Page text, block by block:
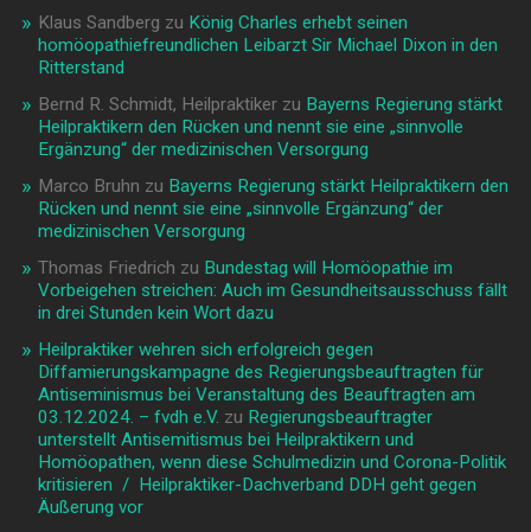
Klaus Sandberg zu König Charles erhebt seinen
homöopathiefreundlichen Leibarzt Sir Michael Dixon in den
Ritterstand
Bernd R. Schmidt, Heilpraktikerzu Bayerns Regierung stärkt
Heilpraktikern den Rücken und nennt sie eine „sinnvolle
Ergänzung“ der medizinischen Versorgung
Marco Bruhn zu Bayerns Regierung stärkt Heilpraktikern den
Rücken und nennt sie eine „sinnvolle Ergänzung“ der
medizinischen Versorgung
Thomas Friedrich zu Bundestag will Homöopathie im
Vorbeigehen streichen: Auch im Gesundheitsausschuss fällt
in drei Stunden kein Wort dazu
Heilpraktiker wehren sich erfolgreich gegen
Diffamierungskampagne des Regierungsbeauftragten für
Antiseminismus bei Veranstaltung des Beauftragten am
03.12.2024. – fvdh e.V. zu Regierungsbeauftragter
unterstellt Antisemitismus bei Heilpraktikern und
Homöopathen, wenn diese Schulmedizin und Corona-Politik
kritisieren / Heilpraktiker-Dachverband DDH geht gegen
Äußerung vor